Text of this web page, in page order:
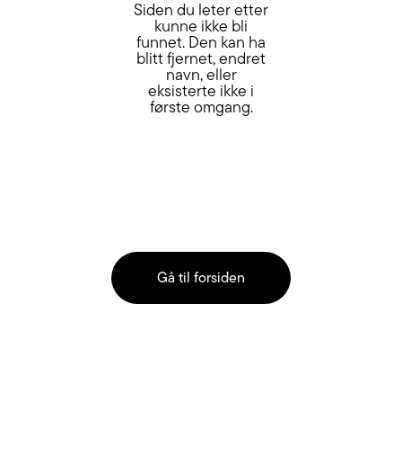
Siden du leter etter
kunne ikke bli
funnet. Den kan ha
blitt fjernet, endret
navn, eller
eksisterte ikke i
første omgang.
Gå til forsiden